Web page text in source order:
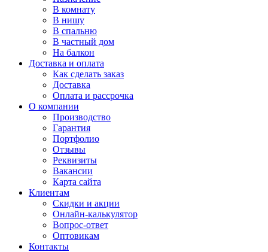
В комнату
В нишу
В спальню
В частный дом
На балкон
Доставка и оплата
Как сделать заказ
Доставка
Оплата и рассрочка
О компании
Производство
Гарантия
Портфолио
Отзывы
Реквизиты
Вакансии
Карта сайта
Клиентам
Скидки и акции
Онлайн-калькулятор
Вопрос-ответ
Оптовикам
Контакты